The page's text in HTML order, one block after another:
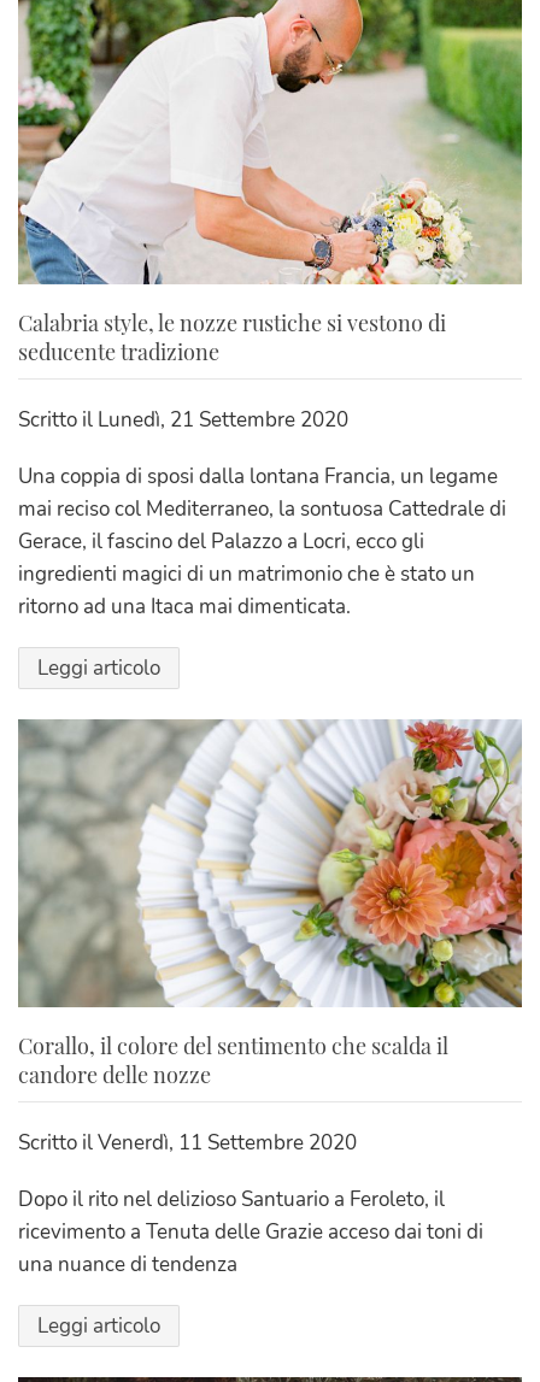
Calabria style, le nozze rustiche si vestono di
seducente tradizione
Scritto il Lunedì, 21 Settembre 2020
Una coppia di sposi dalla lontana Francia, un legame
mai reciso col Mediterraneo, la sontuosa Cattedrale di
Gerace, il fascino del Palazzo a Locri, ecco gli
ingredienti magici di un matrimonio che è stato un
ritorno ad una Itaca mai dimenticata.
Leggi articolo
Corallo, il colore del sentimento che scalda il
candore delle nozze
Scritto ilVenerdì, 11 Settembre 2020
Dopo il rito nel delizioso Santuario a Feroleto, il
ricevimento a Tenuta delle Grazie acceso dai toni di
una nuance di tendenza
Leggi articolo